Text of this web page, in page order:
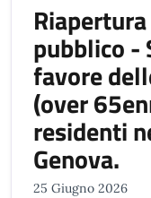
pubblico -
favore
(over
residenti
Genova.
25 Giugno 2026